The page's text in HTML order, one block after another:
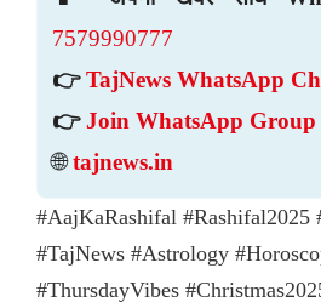
7579990777
👉 TajNews WhatsApp
👉 Join WhatsApp Group
🌐tajnews.in
#AajKaRashifal #Rashifal2025
#TajNews #Astrology
#ThursdayVibes